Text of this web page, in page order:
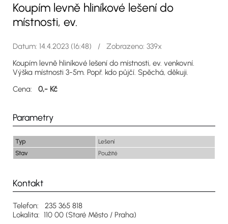
Koupím levně hliníkové lešení do
místnosti, ev.
Datum: 14.4.2023 (16:48) / Zobrazeno: 339x
Koupím levně hliníkové lešení do místnosti, ev. venkovní.
Výška místnosti 3-5m. Popř. kdo půjčí. Spěchá, děkuji.
Cena: 0,- Kč
Parametry
Typ
Lešení
Stav
Použité
Kontakt
Telefon: 235 365 818
Lokalita: 110 00 (Staré Město / Praha)